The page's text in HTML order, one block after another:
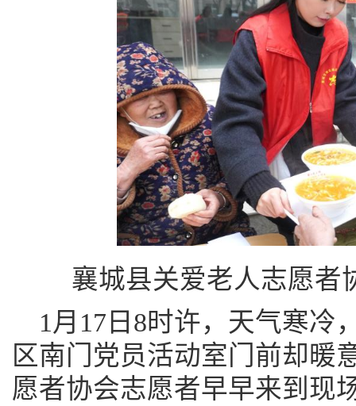
襄城县关爱老人志愿者
1月17日8时许，天气寒冷
区南门党员活动室门前却暖
愿者协会志愿者早早来到现